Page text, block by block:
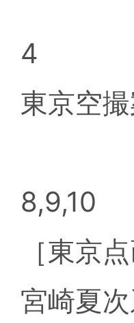
4
東京空
8,9,10
［東京点
宮崎夏